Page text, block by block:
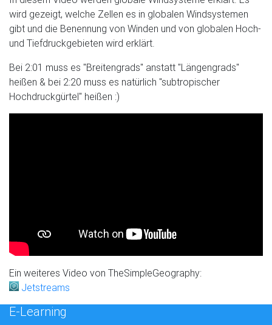
wird gezeigt, welche Zellen es in globalen Windsystemen
gibt und die Benennung von Winden und von globalen Hoch-
und Tiefdruckgebieten wird erklärt.
Bei 2:01 muss es "Breitengrads" anstatt "Längengrads"
heißen & bei 2:20 muss es natürlich "subtropischer
Hochdruckgürtel" heißen :)
Ein weiteres Video von TheSimpleGeography:
Jetstreams
E-Learning